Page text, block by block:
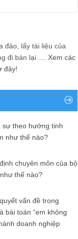
đảo, lấy tài liệu của
đi bán lại .... Xem các
đây!
sự theo hướng tinh
như thế nào?
chuyên môn của bộ
thế nào?
vấn đề trong
bài toán “em không
doanh nghiệp